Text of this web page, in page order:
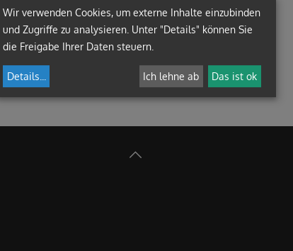
Wir verwenden Cookies, um externe Inhalte einzubinden
und Zugriffe zu analysieren. Unter "Details" können Sie
die Freigabe Ihrer Daten steuern.
Details Ich lehne ab Das ist ok